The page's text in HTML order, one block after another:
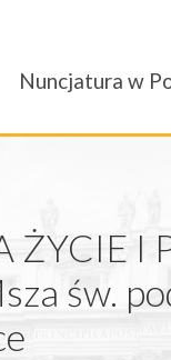
Nuncjatura w
ŻYCIE I
św.